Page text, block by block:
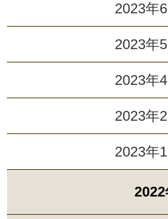
2023年
2023年
2023年
2023年
2023年